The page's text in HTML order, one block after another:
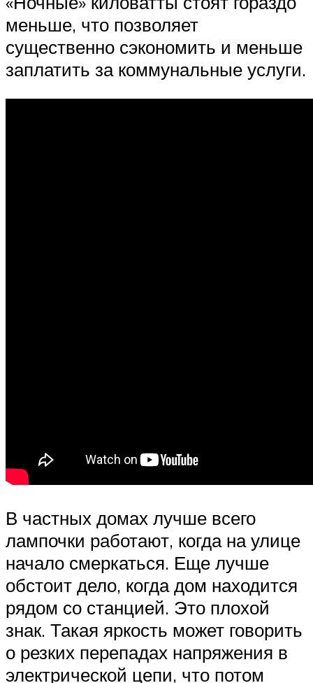
меньше, что позволяет
существенно сэкономить и меньше
заплатить за коммунальные услуги.
В частных домах лучше всего
лампочки работают, когда на улице
начало смеркаться. Еще лучше
обстоит дело, когда дом находится
рядом со станцией. Это плохой
знак. Такая яркость может говорить
о резких перепадах напряжения в
электрической цепи, что потом